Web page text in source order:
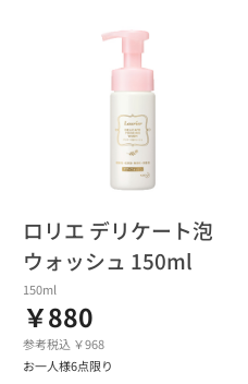
ロリエ デリケート泡
ウォッシュ 150ml
150ml
￥880
参考税込 ￥968
お一人様6点限り